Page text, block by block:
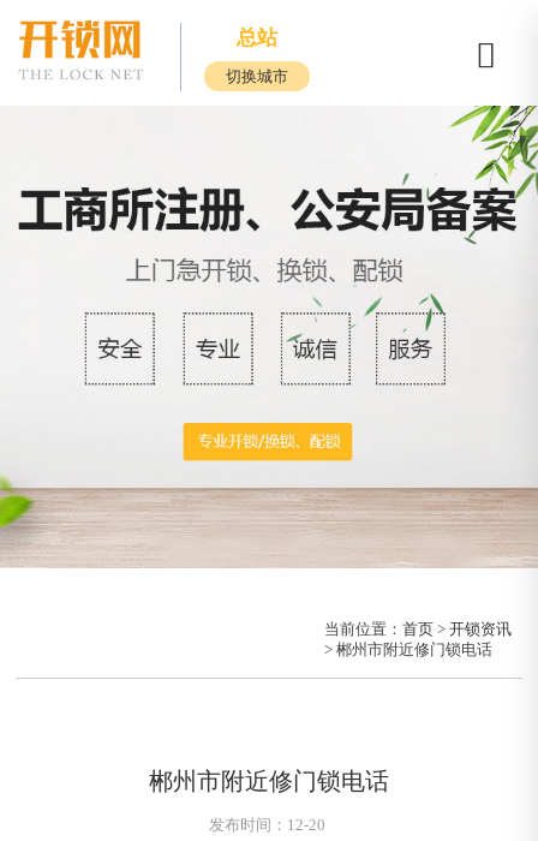
总站
切换城市
当前位置：首页 >开锁资讯
> 郴州市附近修门锁电话
郴州市附近修门锁电话
发布时间：12-20